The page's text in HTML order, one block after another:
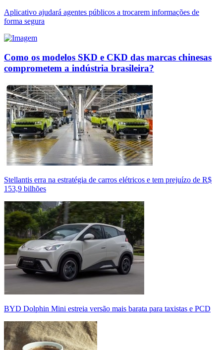
Aplicativo ajudará agentes públicos a trocarem informações de
forma segura
Como os modelos SKD e CKD das marcas chinesas
comprometem a indústria brasileira?
Stellantis erra na estratégia de carros elétricos e tem prejuízo de R$
153,9 bilhões
BYD Dolphin Mini estreia versão mais barata para taxistas e PCD